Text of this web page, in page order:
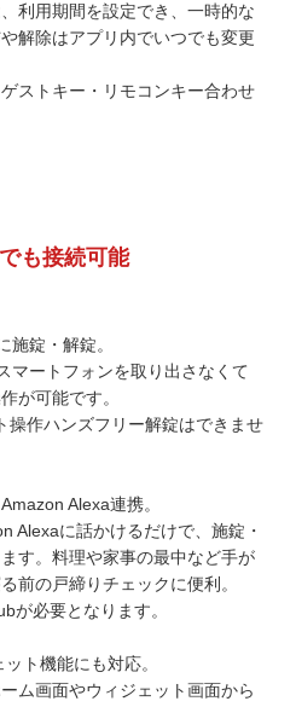
利用期間を設定でき、一時的な
解除はアプリ内でいつでも変更
ストキー・リモコンキー合わせ
も接続可能
施錠・解錠。
マートフォンを取り出さなくて
が可能です。
作ハンズフリー解錠はできませ
Alexa連携。
Alexaに話かけるだけで、施錠・
す。料理や家事の最中など手が
前の戸締りチェックに便利。
が必要となります。
ト機能にも対応。
ム画面やウィジェット画面から